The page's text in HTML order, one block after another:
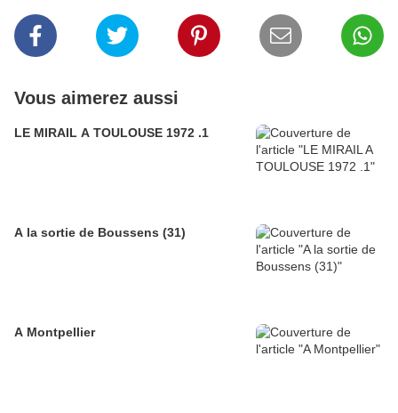
Vous aimerez aussi
LE MIRAIL A TOULOUSE 1972 .1
A la sortie de Boussens (31)
A Montpellier